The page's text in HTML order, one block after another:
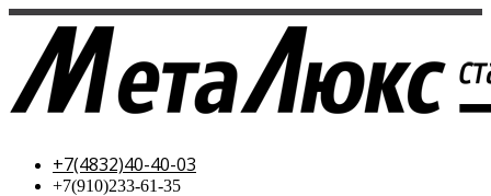
+7(4832)40-40-03
+7(910)233-61-35